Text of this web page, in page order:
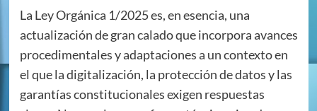
La Ley Orgánica 1/2025 es, en esencia, una
actualización de gran calado que incorpora avances
procedimentales y adaptaciones a un contexto en
el que la digitalización, la protección de datos y las
garantías constitucionales exigen respuestas